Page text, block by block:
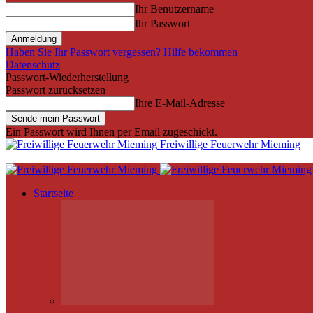
Ihr Benutzername
Ihr Passwort
Haben Sie Ihr Passwort vergessen? Hilfe bekommen
Datenschutz
Passwort-Wiederherstellung
Passwort zurücksetzen
Ihre E-Mail-Adresse
Ein Passwort wird Ihnen per Email zugeschickt.
Freiwillige Feuerwehr Mieming
Startseite